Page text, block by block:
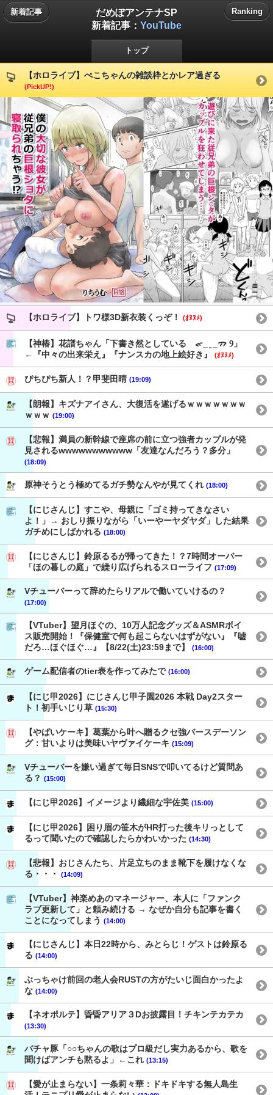
新着記事
だめぽアンテナSP
新着記事： YouTube
Ranking
トップ
【ホロライブ】ぺこちゃんの雑談枠とかレア過ぎる
(PickUP!)
【ホロライブ】トワ様3D新衣装くっぞ！ (ｵﾇﾇﾒ)
【神椿】花譜ちゃん「下書き然としている ᯠ_ ̫ _ᯄ Ⳋ」
←『中々の出来栄え』『ナンスカの地上絵好き』
(ｵﾇﾇﾒ)
ぴちぴち新人！？甲斐田晴 (19:09)
【朗報】キズナアイさん、大復活を遂げるｗｗｗｗｗｗｗ
ｗｗｗ (19:00)
【悲報】満員の新幹線で座席の前に立つ強者カップルが発
見されるwwwwwwwwwww「友達なんだろう？多分」
(18:09)
原神そうとう極めてるガチ勢なんやが見てくれ (18:00)
【にじさんじ】すこや、母親に「ゴミ持ってきなさい
よ！」→ おしり振りながら「いーやーヤダヤダ」した結果
ガチめにしばかれる (18:00)
【にじさんじ】鈴原るるが帰ってきた！？7時間オーバー
「ほの暮しの庭」で繰り広げられるスローライフ (17:09)
Vチューバーって辞めたらリアルで働いていけるの？
(17:00)
【VTuber】望月ほぐの、10万人記念グッズ＆ASMRボイ
ス販売開始！『保健室で何も起こらないはずがない』『嘘
だろ…ほぐほぐ…』【8/22(土)23:59まで】
(16:00)
ゲーム配信者のtier表を作ってみたで (16:00)
【にじ甲2026】にじさんじ甲子園2026 本戦 Day2スター
ト！初手いじり草 (15:30)
【やばいケーキ】葛葉から叶へ贈るクセ強バースデーソン
グ：甘いよりは美味いヤヴァイケーキ (15:09)
Vチューバーを嫌い過ぎて毎日SNSで叩いてるけど質問あ
る？ (15:00)
【にじ甲2026】イメージより繊細な宇佐美 (15:00)
【にじ甲2026】困り眉の笹木がHR打った後キリっとして
るって聞いたので確認したらかわいかった (14:30)
【悲報】おじさんたち、片足立ちのまま靴下を履けなくな
る・・・
(14:09)
【VTuber】神楽めあのマネージャー、本人に「ファンク
ラブ更新して」と頼み続ける → なぜか自分も記事を書く
ことになってしまう (14:00)
【にじさんじ】本日22時から、みとらじ！ゲストは鈴原る
る (14:00)
ぶっちゃけ前回の老人会RUSTの方がたいじ面白かったよ
な (14:00)
【ネオポルテ】昏昏アリア３Dお披露目！チキンテカテカ
(13:30)
バチャ豚「○○ちゃんの歌はプロ級だし実力あるから、歌を
聞けばアンチも黙るよ」←これ (13:15)
【愛が止まらない】一条莉々華：ドキドキする無人島生